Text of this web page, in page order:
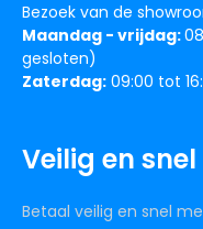
Bezoek van de
Maandag - vrijdag:
gesloten)
Zaterdag: 09:00 tot
Veilig en
Betaal veilig en snel